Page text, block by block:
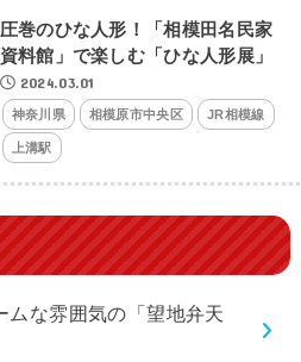
圧巻のひな人形！「相模田名民家
資料館」で楽しむ「ひな人形展」
2024.03.01
神奈川県 相模原市中央区 JR相模線
上溝駅
ムな雰囲気の「望地弁天